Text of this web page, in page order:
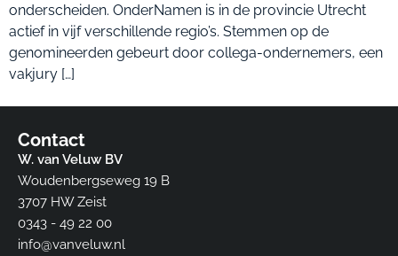
onderscheiden. OnderNamen is in de provincie Utrecht
actief in vijf verschillende regio’s. Stemmen op de
genomineerden gebeurt door collega-ondernemers, een
vakjury […]
Contact
W. van Veluw BV
Woudenbergseweg 19 B
3707 HW Zeist​
0343 - 49 22 00
info@vanveluw.nl